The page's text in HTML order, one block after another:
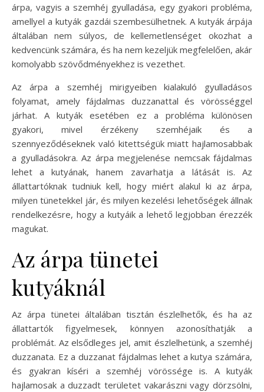
árpa, vagyis a szemhéj gyulladása, egy gyakori probléma,
amellyel a kutyák gazdái szembesülhetnek. A kutyák árpája
általában nem súlyos, de kellemetlenséget okozhat a
kedvencünk számára, és ha nem kezeljük megfelelően, akár
komolyabb szövődményekhez is vezethet.
Az árpa a szemhéj mirigyeiben kialakuló gyulladásos
folyamat, amely fájdalmas duzzanattal és vörösséggel
járhat. A kutyák esetében ez a probléma különösen
gyakori, mivel érzékeny szemhéjaik és a
szennyeződéseknek való kitettségük miatt hajlamosabbak
a gyulladásokra. Az árpa megjelenése nemcsak fájdalmas
lehet a kutyának, hanem zavarhatja a látását is. Az
állattartóknak tudniuk kell, hogy miért alakul ki az árpa,
milyen tünetekkel jár, és milyen kezelési lehetőségek állnak
rendelkezésre, hogy a kutyáik a lehető legjobban érezzék
magukat.
Az árpa tünetei
kutyáknál
Az árpa tünetei általában tisztán észlelhetők, és ha az
állattartók figyelmesek, könnyen azonosíthatják a
problémát. Az elsődleges jel, amit észlelhetünk, a szemhéj
duzzanata. Ez a duzzanat fájdalmas lehet a kutya számára,
és gyakran kíséri a szemhéj vörössége is. A kutyák
hajlamosak a duzzadt területet vakarászni vagy dörzsölni,